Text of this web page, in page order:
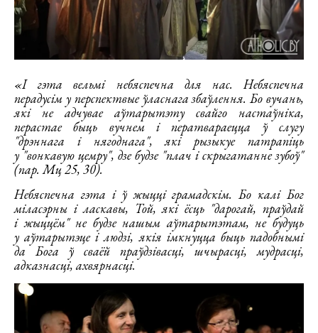
«І гэта вельмі небяспечна для нас. Небяспечна
перадусім у перспектвые ўласнага збаўлення. Бо вучань,
які не адчувае аўтарытэту свайго настаўніка,
перастае быць вучнем і ператвараецца ў слугу
"дрэннага і нягоднага", які рызыкуе патрапіць
у "вонкавую цемру", дзе будзе "плач і скрыгатанне зубоў"
(пар. Мц 25, 30).
Небяспечна гэта і ў жыцці грамадскім. Бо калі Бог
міласэрны і ласкавы, Той, які ёсць "дарогай, праўдай
і жыццём" не будзе нашым аўтарытэтам, не будуць
у аўтарытэце і людзі, якія імкнуцца быць падобнымі
да Бога ў сваёй праўдзівасці, шчырасці, мудрасці,
адказнасці, ахвярнасці.